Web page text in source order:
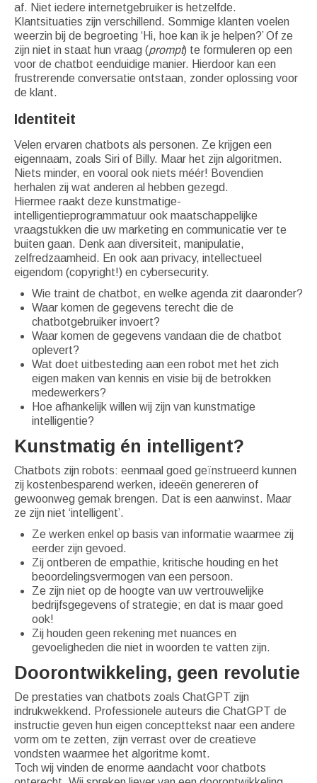
af. Niet iedere internetgebruiker is hetzelfde.
Klantsituaties zijn verschillend. Sommige klanten voelen
weerzin bij de begroeting ‘Hi, hoe kan ik je helpen?’ Of ze
zijn niet in staat hun vraag (prompt) te formuleren op een
voor de chatbot eenduidige manier. Hierdoor kan een
frustrerende conversatie ontstaan, zonder oplossing voor
de klant.
Identiteit
Velen ervaren chatbots als personen. Ze krijgen een
eigennaam, zoals Siri of Billy. Maar het zijn algoritmen.
Niets minder, en vooral ook niets méér! Bovendien
herhalen zij wat anderen al hebben gezegd.
Hiermee raakt deze kunstmatige-
intelligentieprogrammatuur ook maatschappelijke
vraagstukken die uw marketing en communicatie ver te
buiten gaan. Denk aan diversiteit, manipulatie,
zelfredzaamheid. En ook aan privacy, intellectueel
eigendom (copyright!) en cybersecurity.
Wie traint de chatbot, en welke agenda zit daaronder?
Waar komen de gegevens terecht die de
chatbotgebruiker invoert?
Waar komen de gegevens vandaan die de chatbot
oplevert?
Wat doet uitbesteding aan een robot met het zich
eigen maken van kennis en visie bij de betrokken
medewerkers?
Hoe afhankelijk willen wij zijn van kunstmatige
intelligentie?
Kunstmatig én intelligent?
Chatbots zijn robots: eenmaal goed geïnstrueerd kunnen
zij kostenbesparend werken, ideeën genereren of
gewoonweg gemak brengen. Dat is een aanwinst. Maar
ze zijn niet ‘intelligent’.
Ze werken enkel op basis van informatie waarmee zij
eerder zijn gevoed.
Zij ontberen de empathie, kritische houding en het
beoordelingsvermogen van een persoon.
Ze zijn niet op de hoogte van uw vertrouwelijke
bedrijfsgegevens of strategie; en dat is maar goed
ook!
Zij houden geen rekening met nuances en
gevoeligheden die niet in woorden te vatten zijn.
Doorontwikkeling, geen revolutie
De prestaties van chatbots zoals ChatGPT zijn
indrukwekkend. Professionele auteurs die ChatGPT de
instructie geven hun eigen concepttekst naar een andere
vorm om te zetten, zijn verrast over de creatieve
vondsten waarmee het algoritme komt.
Toch wij vinden de enorme aandacht voor chatbots